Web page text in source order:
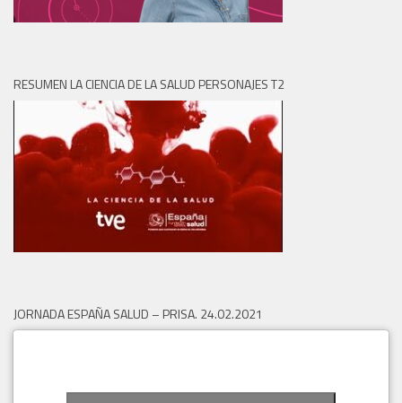
RESUMEN LA CIENCIA DE LA SALUD PERSONAJES T2
JORNADA ESPAÑA SALUD – PRISA. 24.02.2021